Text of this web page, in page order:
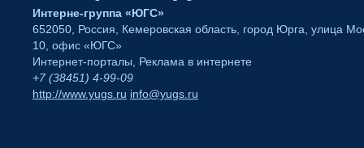
Интерне-группа «ЮГС»
652050, Россия, Кемеровская область, город Юрга, улица
10, офис «ЮГС»
Интернет-порталы, Реклама в интернете
+7 (38451) 4-99-09
http://www.yugs.ru info@yugs.ru